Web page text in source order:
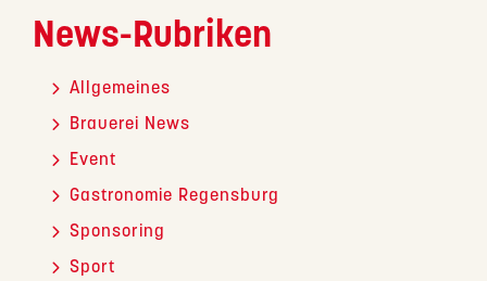
News-Rubriken
Allgemeines
Brauerei News
Event
Gastronomie Regensburg
Sponsoring
Sport